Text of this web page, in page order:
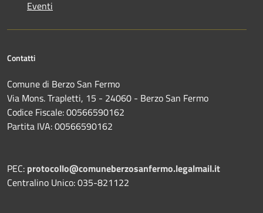
Eventi
Contatti
Comune di Berzo San Fermo
Via Mons. Trapletti, 15 - 24060 - Berzo San Fermo
Codice Fiscale: 00566590162
Partita IVA: 00566590162
PEC: protocollo@comuneberzosanfermo.legalmail.it
Centralino Unico: 035-821122